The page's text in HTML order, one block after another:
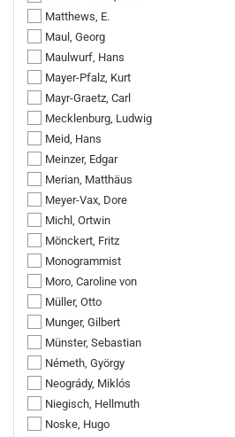
Matthews, E.
Maul, Georg
Maulwurf, Hans
Mayer-Pfalz, Kurt
Mayr-Graetz, Carl
Mecklenburg, Ludwig
Meid, Hans
Meinzer, Edgar
Merian, Matthäus
Meyer-Vax, Dore
Michl, Ortwin
Mönckert, Fritz
Monogrammist
Moro, Caroline von
Müller, Otto
Munger, Gilbert
Münster, Sebastian
Németh, György
Neogrády, Miklós
Niegisch, Hellmuth
Noske, Hugo